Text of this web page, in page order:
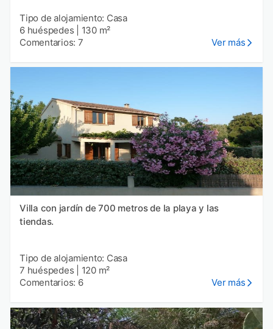
Tipo de alojamiento: Casa
6 huéspedes
130 m²
Comentarios: 7
Ver más
Villa con jardín de 700 metros de la playa y las
tiendas.
Tipo de alojamiento: Casa
7 huéspedes
120 m²
Comentarios: 6
Ver más